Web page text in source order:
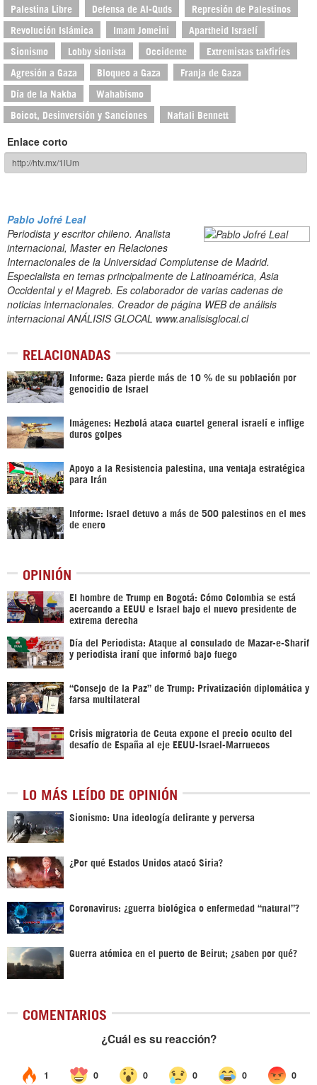
Palestina Libre Defensa de Al-Quds Represión de Palestinos
Revolución Islámica Imam Jomeini Apartheid Israelí
Sionismo Lobby sionista Occidente Extremistas takfiríes
Agresión a Gaza Bloqueo a Gaza Franja de Gaza
Día de la Nakba Wahabismo
Boicot, Desinversión y Sanciones Naftali Bennett
Enlace corto
Pablo Jofré Leal
Periodista y escritor chileno. Analista
internacional, Master en Relaciones
Internacionales de la Universidad Complutense de Madrid.
Especialista en temas principalmente de Latinoamérica, Asia
Occidental y el Magreb. Es colaborador de varias cadenas de
noticias internacionales. Creador de página WEB de análisis
internacional ANÁLISIS GLOCAL www.analisisglocal.cl
RELACIONADAS
Informe: Gaza pierde más de 10 % de su población por
genocidio de Israel
Imágenes: Hezbolá ataca cuartel general israelí e inflige
duros golpes
Apoyo a la Resistencia palestina, una ventaja estratégica
para Irán
Informe: Israel detuvo a más de 500 palestinos en el mes
de enero
OPINIÓN
El hombre de Trump en Bogotá: Cómo Colombia se está
acercando a EEUU e Israel bajo el nuevo presidente de
extrema derecha
Día del Periodista: Ataque al consulado de Mazar-e-Sharif
y periodista iraní que informó bajo fuego
“Consejo de la Paz” de Trump: Privatización diplomática y
farsa multilateral
Crisis migratoria de Ceuta expone el precio oculto del
desafío de España al eje EEUU-Israel-Marruecos
LO MÁS LEÍDO DE OPINIÓN
Sionismo: Una ideología delirante y perversa
¿Por qué Estados Unidos atacó Siria?
Coronavirus: ¿guerra biológica o enfermedad “natural”?
Guerra atómica en el puerto de Beirut; ¿saben por qué?
COMENTARIOS